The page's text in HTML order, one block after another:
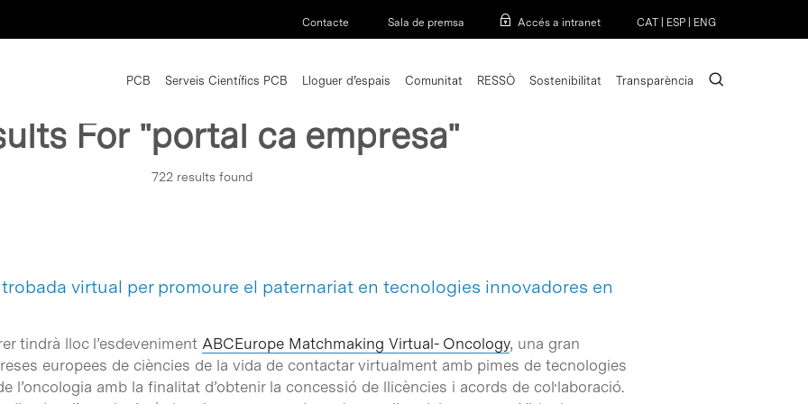
Contacte Sala de premsa Accés a intranet CAT ESP ENG
PCB Serveis Científics PCB Lloguer d’espais Comunitat RESSÒ Sostenibilitat Transparència search
For "portal ca empresa"
722 results found
virtual per promoure el paternariat en tecnologies innovadores en
tindrà lloc l’esdeveniment ABCEurope Matchmaking Virtual- Oncology, una gran
europees de ciències de la vida de contactar virtualment amb pimes de tecnologies
l’oncologia amb la finalitat d’obtenir la concessió de llicències i acords de col·laboració.